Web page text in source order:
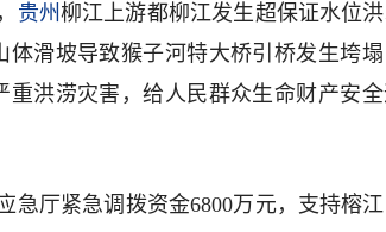
贵州 柳江上游都柳江发生超保证水位
滑坡导致猴子河特大桥引桥发生垮
洪涝灾害，给人民群众生命财产安
急厅紧急调拨资金6800万元，支持榕